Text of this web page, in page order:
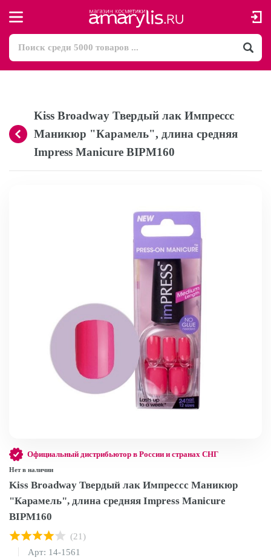
Kiss Broadway Твердый лак Импрессс
Маникюр "Карамель", длина средняя
Impress Manicure BIPM160
Официальный дистрибьютор в России и странах СНГ
Нет в наличии
Kiss Broadway Твердый лак Импрессс Маникюр
"Карамель", длина средняя Impress Manicure
BIPM160
(21)
Арт: 14-1561